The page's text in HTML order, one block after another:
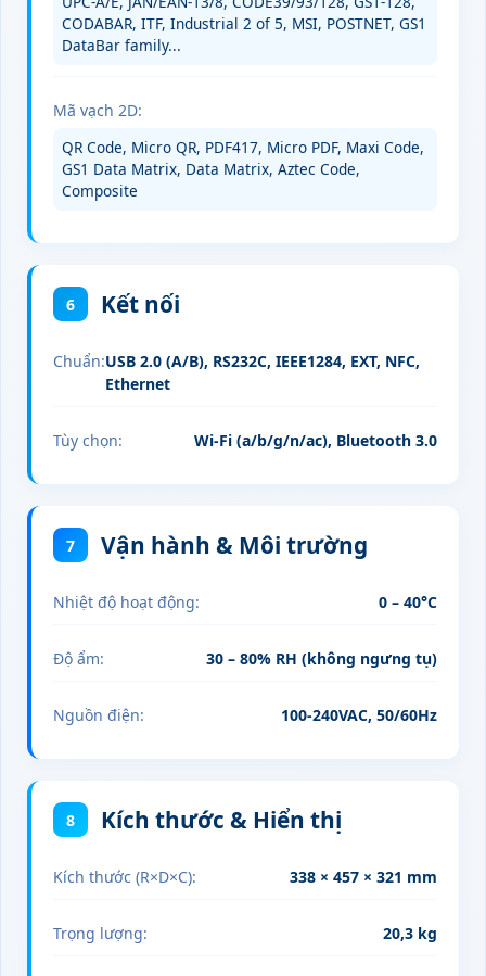
CODABAR, ITF, Industrial 2 of 5, MSI, POSTNET, GS1
DataBar family...
Mã vạch 2D:
QR Code, Micro QR, PDF417, Micro PDF, Maxi Code,
GS1 Data Matrix, Data Matrix, Aztec Code,
Composite
6 Kết nối
Chuẩn:USB 2.0 (A/B), RS232C, IEEE1284, EXT, NFC,
Ethernet
Tùy chọn: Wi‑Fi (a/b/g/n/ac), Bluetooth 3.0
7 Vận hành & Môi trường
Nhiệt độ hoạt động: 0 – 40°C
Độ ẩm: 30 – 80% RH (không ngưng tụ)
Nguồn điện: 100‑240VAC, 50/60Hz
8 Kích thước & Hiển thị
Kích thước (R×D×C): 338 × 457 × 321 mm
Trọng lượng: 20,3 kg